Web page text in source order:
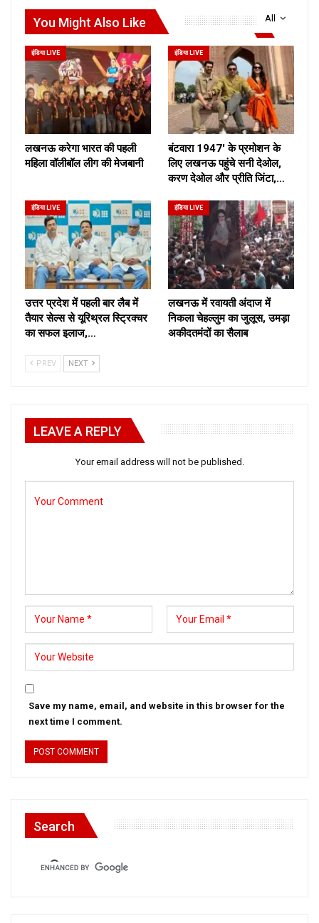
All
You Might Also Like
इंडिया LIVE
लखनऊ करेगा भारत की पहली
महिला वॉलीबॉल लीग की मेजबानी
इंडिया LIVE
बंटवारा 1947′ के प्रमोशन के
लिए लखनऊ पहुंचे सनी देओल,
करण देओल और प्रीति जिंटा,…
इंडिया LIVE
उत्तर प्रदेश में पहली बार लैब में
तैयार सेल्स से यूरिथ्रल स्ट्रिक्चर
का सफल इलाज,…
इंडिया LIVE
लखनऊ में रवायती अंदाज में
निकला चेहल्लुम का जुलूस, उमड़ा
अकीदतमंदों का सैलाब
PREV NEXT
LEAVE A REPLY
Your email address will not be published.
Save my name, email, and website in this browser for the
next time I comment.
Search